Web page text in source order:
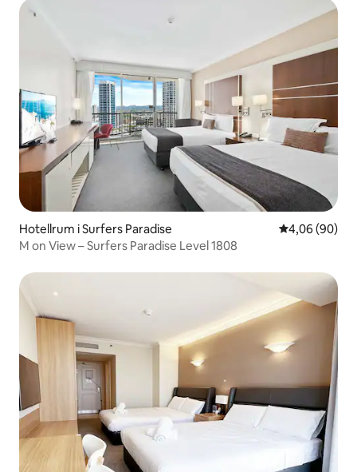
Hotellrum i Surfers Paradise 4,06 av 5 i
4,06 (90)
M on View – Surfers Paradise Level 1808